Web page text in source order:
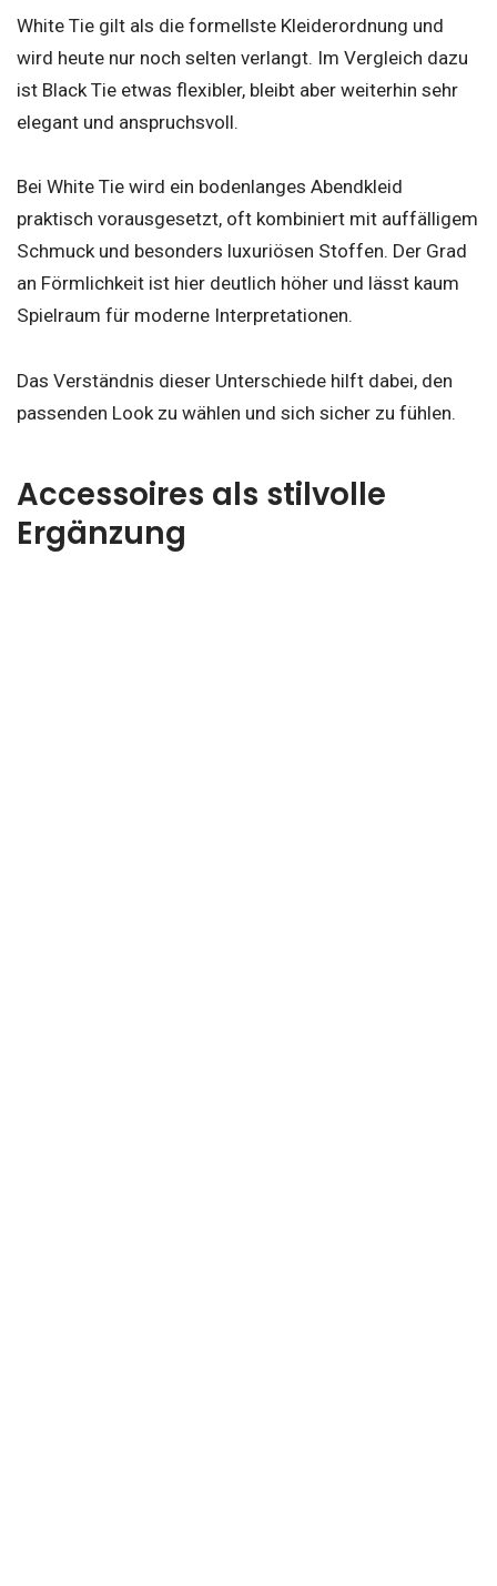
White Tie gilt als die formellste Kleiderordnung und
wird heute nur noch selten verlangt. Im Vergleich dazu
ist Black Tie etwas flexibler, bleibt aber weiterhin sehr
elegant und anspruchsvoll.
Bei White Tie wird ein bodenlanges Abendkleid
praktisch vorausgesetzt, oft kombiniert mit auffälligem
Schmuck und besonders luxuriösen Stoffen. Der Grad
an Förmlichkeit ist hier deutlich höher und lässt kaum
Spielraum für moderne Interpretationen.
Das Verständnis dieser Unterschiede hilft dabei, den
passenden Look zu wählen und sich sicher zu fühlen.
Accessoires als stilvolle
Ergänzung